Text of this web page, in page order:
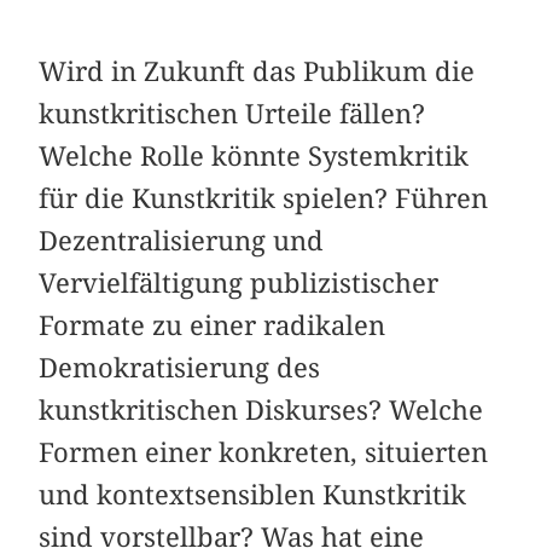
Wird in Zukunft das Publikum die
kunstkritischen Urteile fällen?
Welche Rolle könnte Systemkritik
für die Kunstkritik spielen? Führen
Dezentralisierung und
Vervielfältigung publizistischer
Formate zu einer radikalen
Demokratisierung des
kunstkritischen Diskurses? Welche
Formen einer konkreten, situierten
und kontextsensiblen Kunstkritik
sind vorstellbar? Was hat eine